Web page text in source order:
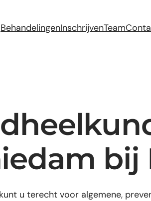
BehandelingenInschrijvenTeam
bij
u terecht voor algemene,